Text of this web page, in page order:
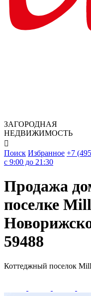
ЗАГОРОДНАЯ
НЕДВИЖИМОСТЬ

Поиск Избранное +7
c 9:00 до 21:30
Продажа
поселке
59488
Коттеджный поселок